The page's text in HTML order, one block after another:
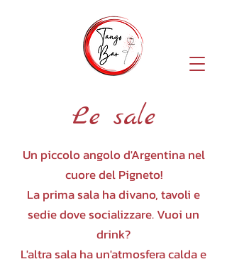
Le sale
Un piccolo angolo d'Argentina nel
cuore del Pigneto!
La prima sala ha divano, tavoli e
sedie dove socializzare. Vuoi un
drink?
L'altra sala ha un'atmosfera calda e